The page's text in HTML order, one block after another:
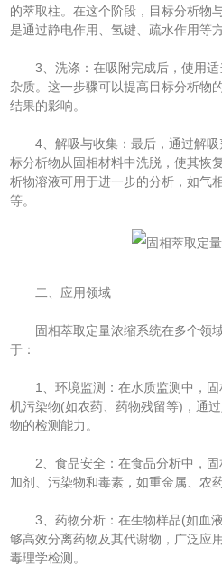
的萃取柱。在这个阶段，目标分析物
是通过静电作用、氢键、疏水作用等
3、洗涤：在吸附完成后，使用适
杂质。这一步骤可以提高目标分析物
结果的影响。
4、解吸与收集：最后，通过解吸
标分析物从固相材料中洗脱，使其恢
析物溶液可用于进一步的分析，如气
等。
二、应用领域
固相萃取定量浓缩系统在多个领
于：
1、环境监测：在水质监测中，固
机污染物(如农药、药物残留等)，通
物的检测能力。
2、食品安全：在食品分析中，固
加剂、污染物和毒素，如重金属、农
3、药物分析：在生物样品(如血液
够高效分离药物及其代谢物，广泛应
毒理学检测。